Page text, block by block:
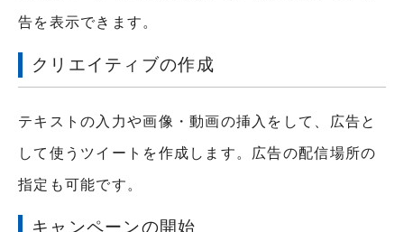
告を表示できます。
クリエイティブの作成
テキストの入力や画像・動画の挿入をして、広告と
して使うツイートを作成します。広告の配信場所の
指定も可能です。
キャンペーンの開始